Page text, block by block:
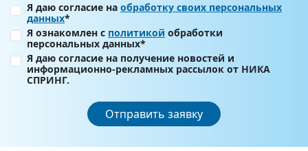
Я даю согласие на обработку своих персональных
данных*
Я ознакомлен с политикой обработки
персональных данных*
Я даю согласие на получение новостей и
информационно-рекламных рассылок от НИКА
СПРИНГ.
Отправить заявку